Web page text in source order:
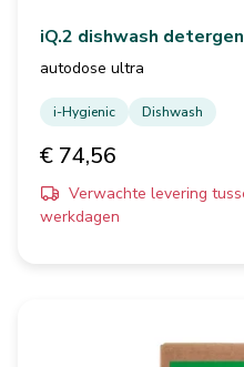
iQ.2 dishwash
autodose ultra
i-Hygienic Dishwash
€ 74,56
Verwachte levering
werkdagen